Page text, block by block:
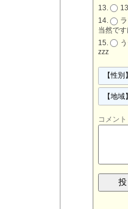
当然です
zzz
コメント